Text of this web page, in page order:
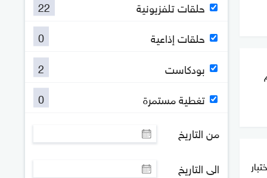
حلقات تلفزيونية
22
حلقات إذاعية
0
بودكاست
2
تغطية مستمرة
0
من التاريخ
الى التاريخ